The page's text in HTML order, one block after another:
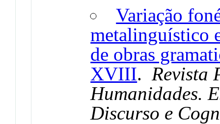
Variação
metalinguístico
de obras
XVIII.Revista
Humanidades.
Discurso e